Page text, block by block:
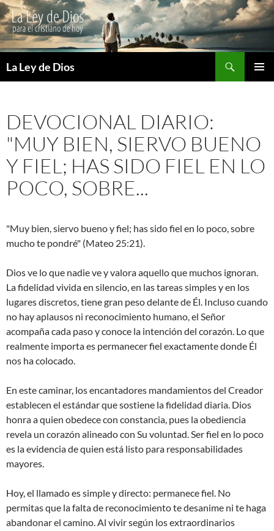
La Ley de Dios
DEVOCIONAL DIARIO:
"MUY BIEN, SIERVO BUENO
Y FIEL; HAS SIDO FIEL EN LO
POCO, SOBRE...
"Muy bien, siervo bueno y fiel; has sido fiel en lo poco, sobre
mucho te pondré" (Mateo 25:21).
Dios ve lo que nadie ve y valora aquello que muchos ignoran.
La fidelidad vivida en silencio, en las tareas simples y en los
lugares discretos, tiene gran peso delante de Él. Incluso cuando
no hay aplausos ni reconocimiento humano, el Señor
acompaña cada paso y conoce la intención del corazón. Lo que
realmente importa es permanecer fiel exactamente donde Él
nos ha colocado.
En este caminar, los encantadores mandamientos del Creador
establecen el estándar que sostiene la fidelidad diaria. Dios
honra a quien obedece con constancia, pues la obediencia
revela un corazón alineado con Su voluntad. Ser fiel en lo poco
es la evidencia de quien está listo para responsabilidades
mayores.
Hoy, el llamado es simple y directo: permanece fiel. No
permitas que la falta de reconocimiento te desanime ni te haga
abandonar el camino. Al vivir según los extraordinarios